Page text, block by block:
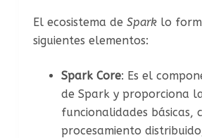
El ecosistema de Spark lo
siguientes elementos:
Spark Core: Es el
de Spark y proporciona
funcionalidades básicas,
procesamiento